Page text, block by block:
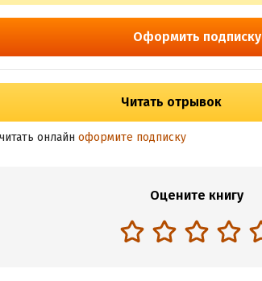
Оформить подписку
Читать отрывок
онлайн оформите подписку
Оцените книгу